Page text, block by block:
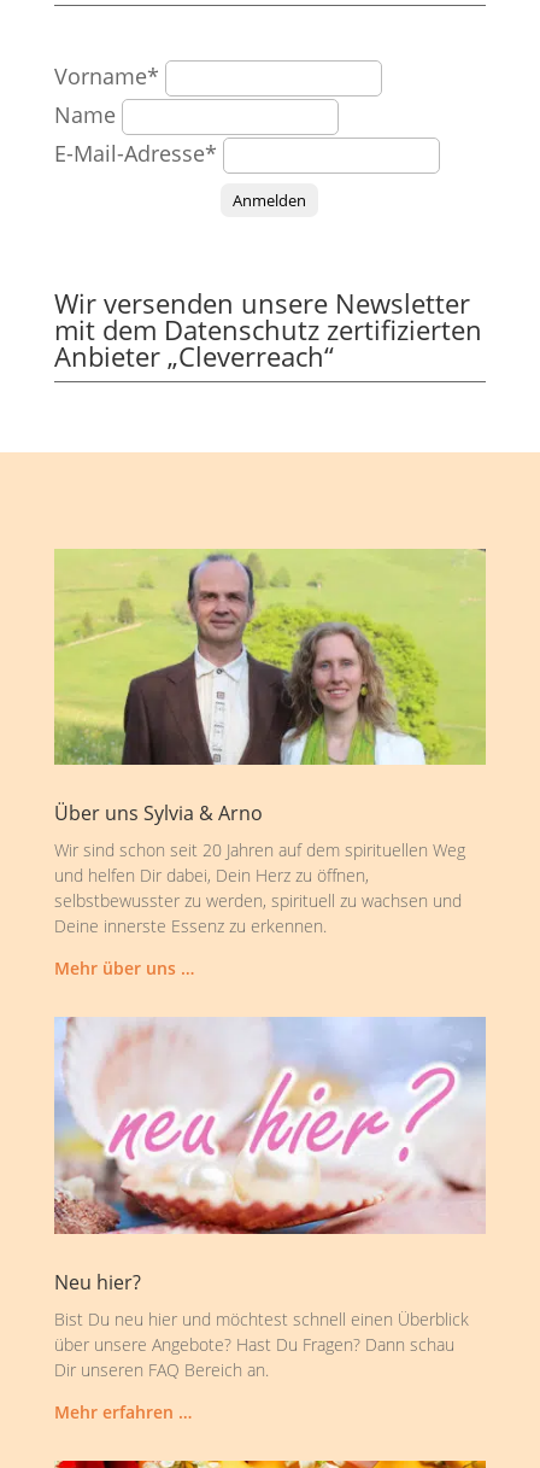
Vorname*
Name
E-Mail-Adresse*
Anmelden
Wir versenden unsere Newsletter
mit dem Datenschutz zertifizierten
Anbieter „Cleverreach“
Über uns Sylvia & Arno
Wir sind schon seit 20 Jahren auf dem spirituellen Weg
und helfen Dir dabei, Dein Herz zu öffnen,
selbstbewusster zu werden, spirituell zu wachsen und
Deine innerste Essenz zu erkennen.
Mehr über uns …
Neu hier?
Bist Du neu hier und möchtest schnell einen Überblick
über unsere Angebote? Hast Du Fragen? Dann schau
Dir unseren FAQ Bereich an.
Mehr erfahren …